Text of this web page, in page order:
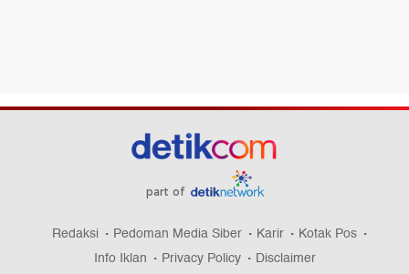
part of
Redaksi Pedoman Media Siber Karir
Kotak Pos
Info Iklan
Privacy Policy Disclaimer